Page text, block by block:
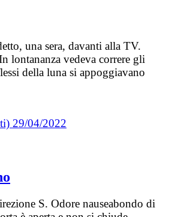
una sera, davanti alla TV.
lontananza vedeva correre gli
della luna si appoggiavano
29/04/2022
S. Odore nauseabondo di